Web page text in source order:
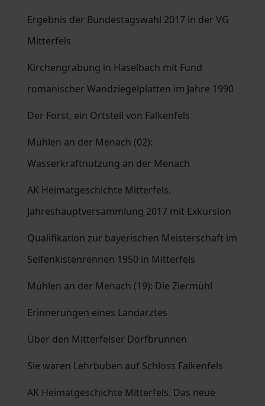
Ergebnis der Bundestagswahl 2017 in der VG
Mitterfels
Kirchengrabung in Haselbach mit Fund
romanischer Wandziegelplatten im Jahre 1990
Der Forst, ein Ortsteil von Falkenfels
Mühlen an der Menach (02):
Wasserkraftnutzung an der Menach
AK Heimatgeschichte Mitterfels.
Jahreshauptversammlung 2017 mit Exkursion
Qualifikation zur bayerischen Meisterschaft im
Seifenkistenrennen 1950 in Mitterfels
Mühlen an der Menach (19): Die Ziermühl
Erinnerungen eines Landarztes
Über den Mitterfelser Dorfbrunnen
Sie waren Lehrbuben auf Schloss Falkenfels
AK Heimatgeschichte Mitterfels. Das neue